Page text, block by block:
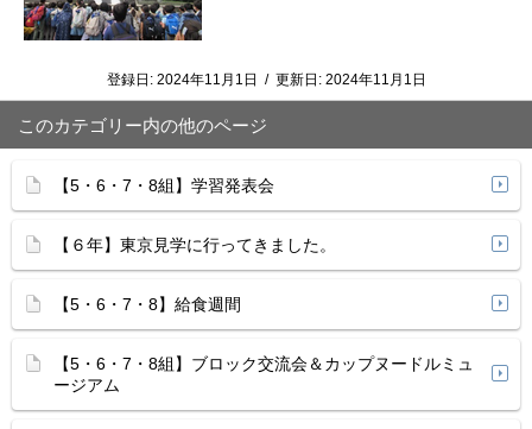
登録日: 2024年11月1日 / 更新日: 2024年11月1日
このカテゴリー内の他のページ
【5・6・7・8組】学習発表会
【６年】東京見学に行ってきました。
【5・6・7・8】給食週間
【5・6・7・8組】ブロック交流会＆カップヌードルミュ
ージアム